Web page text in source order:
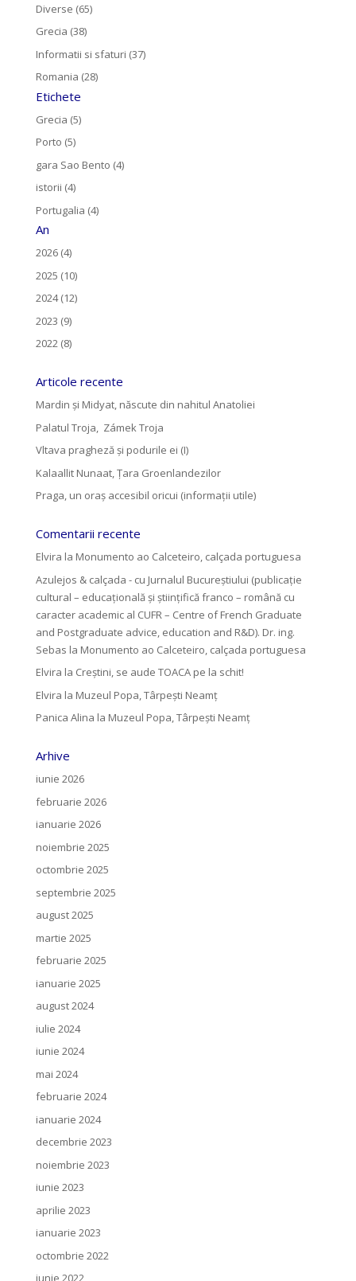
Diverse (65)
Grecia (38)
Informatii si sfaturi (37)
Romania (28)
Etichete
Grecia (5)
Porto (5)
gara Sao Bento (4)
istorii (4)
Portugalia (4)
An
2026 (4)
2025 (10)
2024 (12)
2023 (9)
2022 (8)
Articole recente
Mardin și Midyat, născute din nahitul Anatoliei
Palatul Troja, Zámek Troja
Vltava pragheză și podurile ei (I)
Kalaallit Nunaat, Țara Groenlandezilor
Praga, un oraș accesibil oricui (informații utile)
Comentarii recente
Elvira la Monumento ao Calceteiro, calçada portuguesa
Azulejos & calçada - cu Jurnalul Bucureștiului (publicație
cultural – educațională și științifică franco – română cu
caracter academic al CUFR – Centre of French Graduate
and Postgraduate advice, education and R&D). Dr. ing.
Sebas la Monumento ao Calceteiro, calçada portuguesa
Elvira la Creştini, se aude TOACA pe la schit!
Elvira la Muzeul Popa, Târpeşti Neamţ
Panica Alina la Muzeul Popa, Târpeşti Neamţ
Arhive
iunie 2026
februarie 2026
ianuarie 2026
noiembrie 2025
octombrie 2025
septembrie 2025
august 2025
martie 2025
februarie 2025
ianuarie 2025
august 2024
iulie 2024
iunie 2024
mai 2024
februarie 2024
ianuarie 2024
decembrie 2023
noiembrie 2023
iunie 2023
aprilie 2023
ianuarie 2023
octombrie 2022
iunie 2022